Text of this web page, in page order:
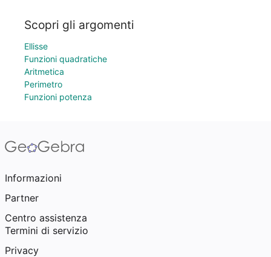
Scopri gli argomenti
Ellisse
Funzioni quadratiche
Aritmetica
Perimetro
Funzioni potenza
Informazioni
Partner
Centro assistenza
Termini di servizio
Privacy